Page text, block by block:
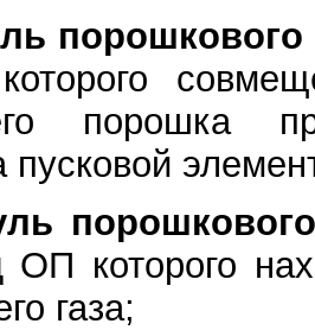
порошка
пусковой
которого
газа;